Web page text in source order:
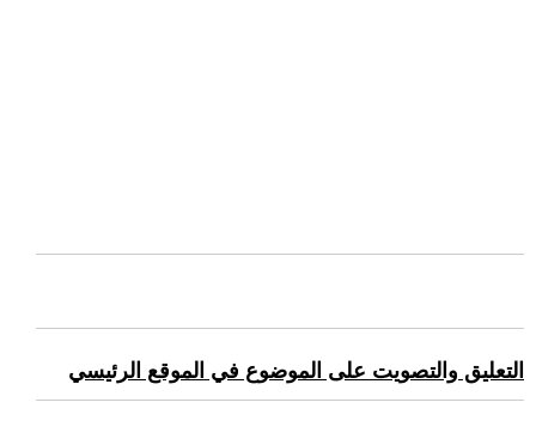
التعليق والتصويت على الموضوع في الموقع الرئيسي